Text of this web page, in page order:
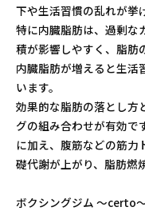
下や生活習慣の乱れが挙
特に内臓脂肪は、過剰な
積が影響しやすく、脂肪
内臓脂肪が増えると生活
います。
効果的な脂肪の落とし方
グの組み合わせが有効で
に加え、腹筋などの筋力
礎代謝が上がり、脂肪燃
ボクシングジム ～certo